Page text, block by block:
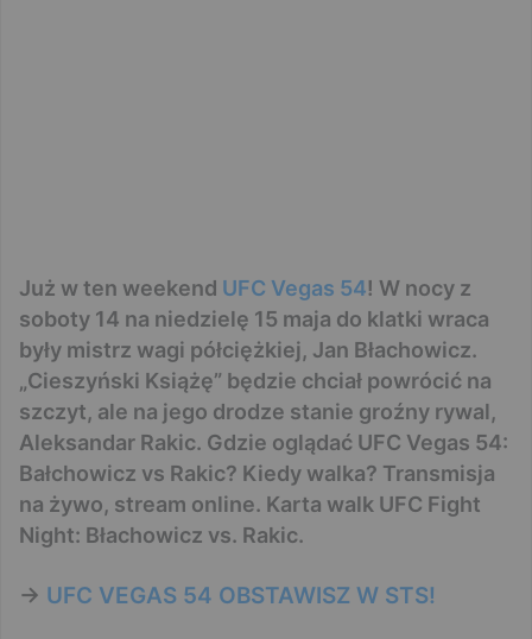
Już w ten weekend UFC Vegas 54! W nocy z
soboty 14 na niedzielę 15 maja do klatki wraca
były mistrz wagi półciężkiej, Jan Błachowicz.
„Cieszyński Książę” będzie chciał powrócić na
szczyt, ale na jego drodze stanie groźny rywal,
Aleksandar Rakic. Gdzie oglądać UFC Vegas 54:
Bałchowicz vs Rakic? Kiedy walka? Transmisja
na żywo, stream online. Karta walk UFC Fight
Night: Błachowicz vs. Rakic.
-> UFC VEGAS 54 OBSTAWISZ W STS!